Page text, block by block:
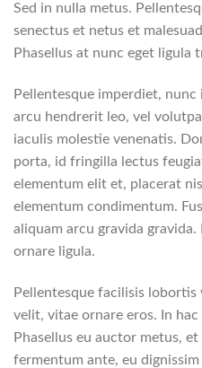
Sed in nulla metus.
senectus et netus et
Phasellus at nunc eget ligula
Pellentesque imperdiet, nunc
arcu hendrerit leo, vel
iaculis molestie venenatis.
porta, id fringilla lectus
elementum elit et, placerat
elementum condimentum.
aliquam arcu gravida
ornare ligula.
Pellentesque facilisis
velit, vitae ornare eros. In
Phasellus eu auctor metus,
fermentum ante, eu